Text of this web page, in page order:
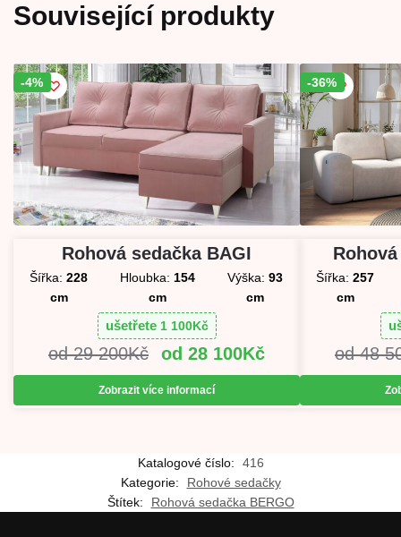
Související produkty
Sleva!
-4%
Rohová sedačka BAGI
Šířka: 228
cm
Hloubka: 154
cm
Výška: 93
cm
ušetřete 1 100Kč
29 200Kč 28 100Kč
Zobrazit více informací
Sleva!
-36%
Šířka: 257
cm
48
Katalogové číslo:
416
Kategorie:
Rohové sedačky
Štítek:
Rohová sedačka BERGO